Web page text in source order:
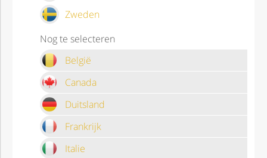
Zweden
Nog te selecteren
België
Canada
Duitsland
Frankrijk
Italie